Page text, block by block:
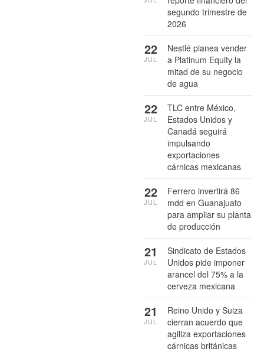
segundo trimestre de
2026
Nestlé planea vender
a Platinum Equity la
mitad de su negocio
de agua
22
JUL
TLC entre México,
Estados Unidos y
Canadá seguirá
impulsando
exportaciones
cárnicas mexicanas
22
JUL
Ferrero invertirá 86
mdd en Guanajuato
para ampliar su planta
de producción
22
JUL
Sindicato de Estados
Unidos pide imponer
arancel del 75% a la
cerveza mexicana
21
JUL
Reino Unido y Suiza
cierran acuerdo que
agiliza exportaciones
cárnicas británicas
21
JUL